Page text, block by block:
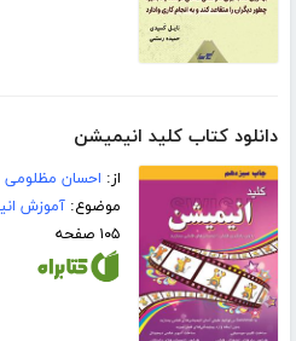
دانلود کتاب کلید انیمیشن
از: احسان مظلومی
موضوع:آموزش
۱۰۵ صفحه